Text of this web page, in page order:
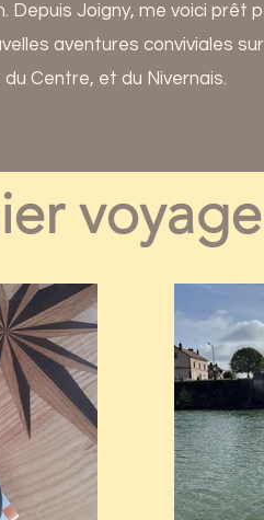
Depuis Joigny, me voici prêt
aventures conviviales
Centre, et du Nivernais.